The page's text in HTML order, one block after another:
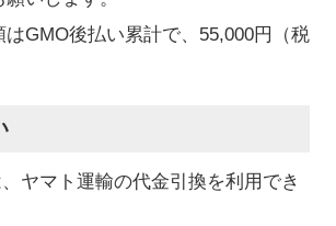
はGMO後払い累計で、55,000円（税
ヤマト運輸の代金引換を利用でき